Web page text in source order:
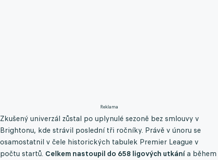
Reklama
Zkušený univerzál zůstal po uplynulé sezoně bez smlouvy v
Brightonu, kde strávil poslední tři ročníky. Právě v únoru se
osamostatnil v čele historických tabulek Premier League v
počtu startů. Celkem nastoupil do 658 ligových utkánía během